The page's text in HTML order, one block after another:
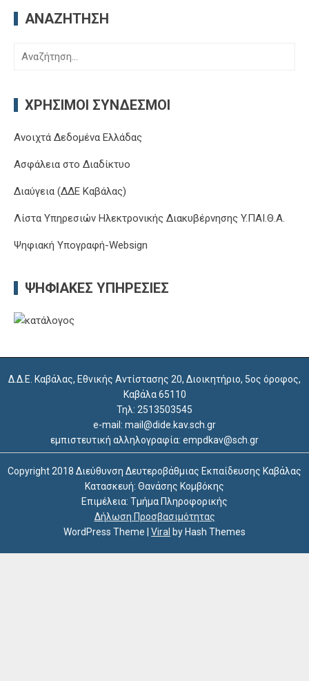
ΑΝΑΖΉΤΗΣΗ
Αναζήτηση
ΧΡΉΣΙΜΟΙ ΣΎΝΔΕΣΜΟΙ
Ανοιχτά Δεδομένα Ελλάδας
Ασφάλεια στο Διαδίκτυο
Διαύγεια (ΔΔΕ Καβάλας)
Λίστα Υπηρεσιών Ηλεκτρονικής Διακυβέρνησης Y.ΠΑΙ.Θ.Α.
Ψηφιακή Υπογραφή-Websign
ΨΗΦΙΑΚΈΣ ΥΠΗΡΕΣΊΕΣ
Δ.Δ.Ε. Καβάλας, Εθνικής Αντίστασης 20, Διοικητήριο, 5ος όροφος,
Καβάλα 65110
Τηλ: 2513503545
e-mail: mail@dide.kav.sch.gr
εμπιστευτική αλληλογραφία: empdkav@sch.gr
Copyright 2018 Διεύθυνση Δευτεροβάθμιας Εκπαίδευσης Καβάλας
Κατασκευή: Θανάσης Κομβόκης
Επιμέλεια: Τμήμα Πληροφορικής
Δήλωση Προσβασιμότητας
WordPress Theme | Viralby Hash Themes